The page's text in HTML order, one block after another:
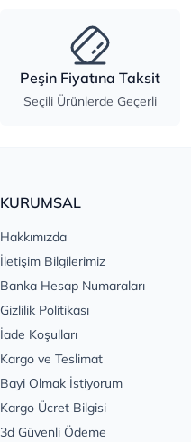
Peşin Fiyatına Taksit
Seçili Ürünlerde Geçerli
KURUMSAL
Hakkımızda
İletişim Bilgilerimiz
Banka Hesap Numaraları
Gizlilik Politikası
İade Koşulları
Kargo ve Teslimat
Bayi Olmak İstiyorum
Kargo Ücret Bilgisi
3d Güvenli Ödeme